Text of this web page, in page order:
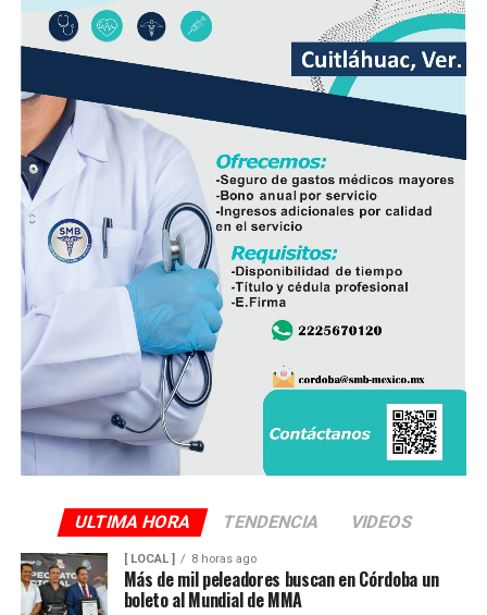
Hasta el momento no se ha informado si el fuego fue
provocado por una falla mecánica, un cortocircuito o
algún otro factor, por lo que serán las investigaciones
correspondientes las que determinen el origen del
siniestro.
ULTIMA HORA TENDENCIA VIDEOS
[ LOCAL ] 8 horas ago
Más de mil peleadores buscan en Córdoba un
boleto al Mundial de MMA